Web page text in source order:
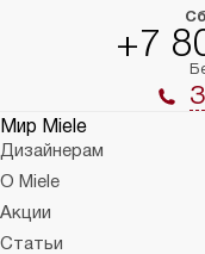
+7
Мир Miele
Дизайнерам
О Miele
Акции
Статьи